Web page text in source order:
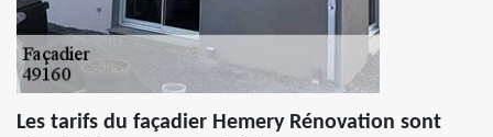
Les tarifs du façadier Hemery Rénovation sont